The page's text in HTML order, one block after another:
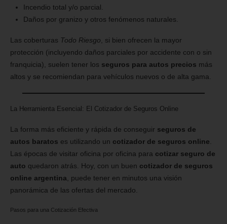
Incendio total y/o parcial.
Daños por granizo y otros fenómenos naturales.
Las coberturas Todo Riesgo, si bien ofrecen la mayor
protección (incluyendo daños parciales por accidente con o sin
franquicia), suelen tener los seguros para autos precios más
altos y se recomiendan para vehículos nuevos o de alta gama.
La Herramienta Esencial: El Cotizador de Seguros Online
La forma más eficiente y rápida de conseguir seguros de
autos baratos es utilizando un cotizador de seguros online
Las épocas de visitar oficina por oficina para cotizar seguro de
auto quedaron atrás. Hoy, con un buen cotizador de seguros
online argentina , puede tener en minutos una visión
panorámica de las ofertas del mercado.
Pasos para una Cotización Efectiva